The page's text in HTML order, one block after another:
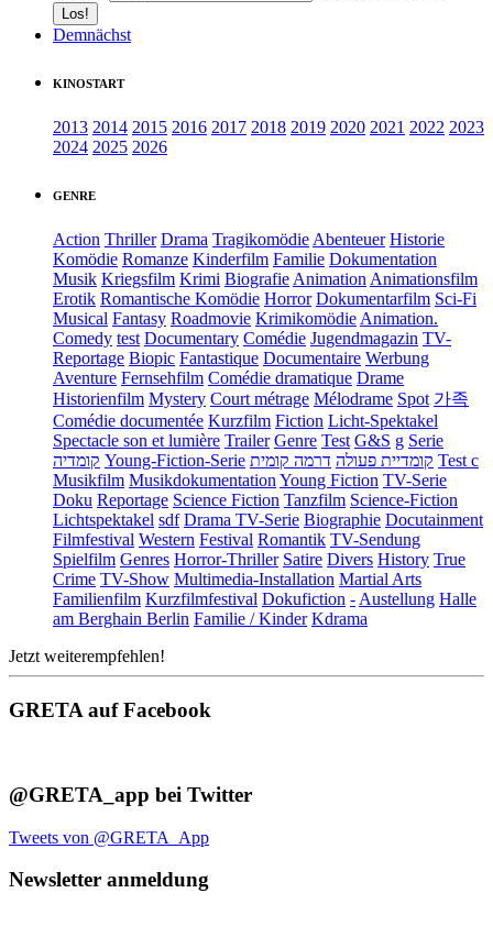
Demnächst
KINOSTART
2013 2014 2015 2016 2017 2018 2019 2020 2021 2022 2023
2024 2025 2026
GENRE
Action Thriller Drama Tragikomödie Abenteuer Historie
Komödie Romanze Kinderfilm Familie Dokumentation
Musik Kriegsfilm Krimi Biografie Animation Animationsfilm
Erotik Romantische Komödie Horror Dokumentarfilm Sci-Fi
Musical Fantasy Roadmovie Krimikomödie Animation.
Comedy test Documentary Comédie Jugendmagazin TV-
Reportage Biopic Fantastique Documentaire Werbung
Aventure Fernsehfilm Comédie dramatique Drame
Historienfilm Mystery Court métrage Mélodrame Spot 가족
Comédie documentée Kurzfilm Fiction Licht-Spektakel
Spectacle son et lumière Trailer Genre Test G&S g Serie
קומדיה Young-Fiction-Serie קומדיית פעולה דרמה קומית
Test c
Musikfilm Musikdokumentation Young Fiction TV-Serie
Doku Reportage Science Fiction Tanzfilm Science-Fiction
Lichtspektakel sdf Drama TV-Serie Biographie Docutainment
Filmfestival Western Festival Romantik TV-Sendung
Spielfilm Genres Horror-Thriller Satire Divers History True
Crime TV-Show Multimedia-Installation Martial Arts
Familienfilm Kurzfilmfestival Dokufiction - Austellung Halle
am Berghain Berlin Familie / Kinder Kdrama
Jetzt weiterempfehlen!
GRETA auf Facebook
@GRETA_app bei Twitter
Tweets von @GRETA_App
Newsletter anmeldung